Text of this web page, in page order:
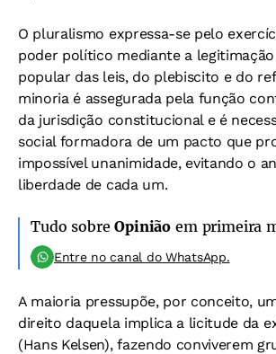
O pluralismo expressa-se pelo
poder político mediante a
popular das leis, do plebiscito e do
minoria é assegurada pela função
da jurisdição constitucional e é
social formadora de um pacto que
impossível unanimidade, evitando o
liberdade de cada um.
Tudo sobreOpinião em primeira
Entre no canal do WhatsApp.
A maioria pressupõe, por conceito,
direito daquela implica a licitude da
(Hans Kelsen), fazendo conviverem